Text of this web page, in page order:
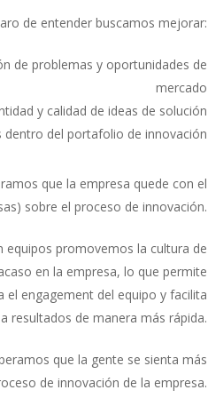
de entender buscamos mejorar:
de problemas y oportunidades de
mercado
y calidad de ideas de solución
dentro del portafolio de innovación
que la empresa quede con el
sobre el proceso de innovación.
equipos promovemos la cultura de
en la empresa, lo que permite
engagement del equipo y facilita
resultados de manera más rápida.
que la gente se sienta más
de innovación de la empresa.